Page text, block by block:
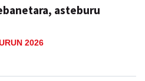
asteburu
2026